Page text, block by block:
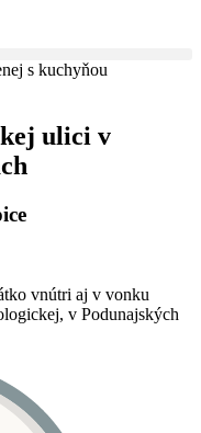
ulici v
vnútri aj v vonku
v Podunajských